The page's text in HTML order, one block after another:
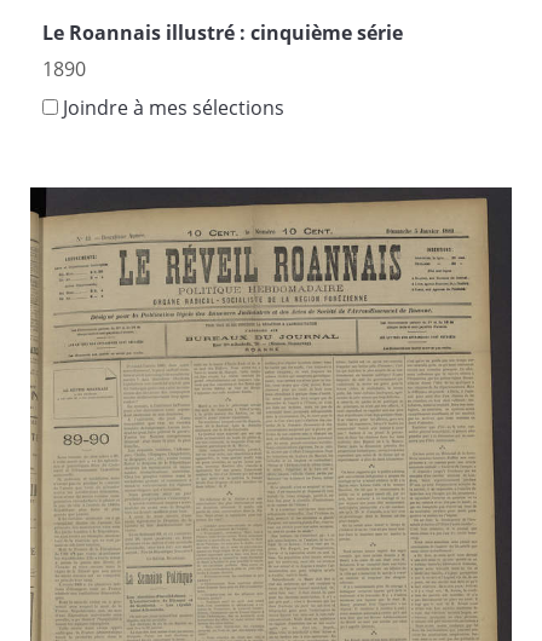
Le Roannais illustré : cinquième série
1890
Joindre à mes sélections